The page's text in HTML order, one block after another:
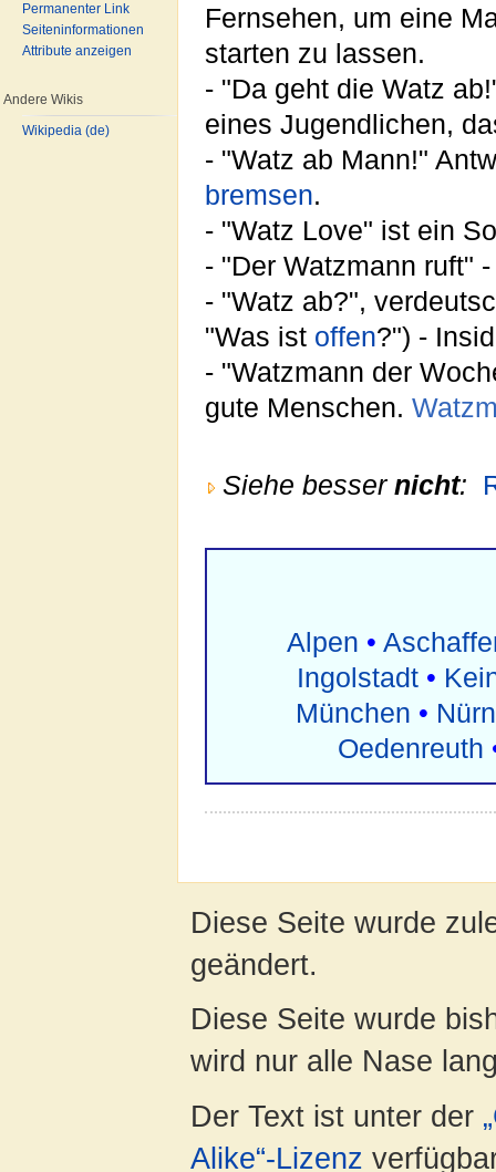
Fernsehen, um eine
starten zu lassen.
- "Da geht die Watz
eines Jugendlichen,
- "Watz ab Mann!"
bremsen.
- "Watz Love" ist ein
- "Der Watzmann ruft"
- "Watz ab?",
"Was ist offen?") -
- "Watzmann der
gute Menschen.
Siehe besser nicht:
Alpen •
Ingolstadt•
München •
Oedenreuth
Permanenter Link
Seiteninformationen
Attribute anzeigen
Andere Wikis
Wikipedia (de)
Diese Seite wurde
geändert.
Diese Seite wurde
wird nur alle Nase
Der Text ist unter der
Alike“-Lizenz